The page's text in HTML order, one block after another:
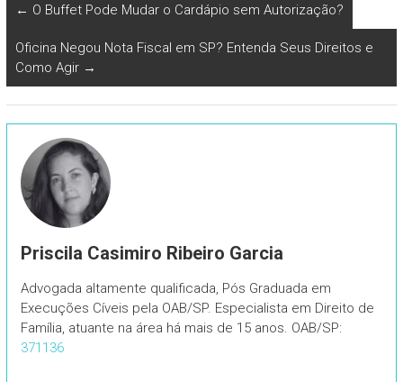
← O Buffet Pode Mudar o Cardápio sem Autorização?
Oficina Negou Nota Fiscal em SP? Entenda Seus Direitos e
Como Agir →
Priscila Casimiro Ribeiro Garcia
Advogada altamente qualificada, Pós Graduada em
Execuções Cíveis pela OAB/SP. Especialista em Direito de
Família, atuante na área há mais de 15 anos. OAB/SP:
371136